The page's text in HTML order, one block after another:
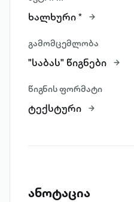
ხალხური *
გამომცემლობა
"საბას" წიგნები
წიგნის ფორმატი
ტექსტური
ანოტაცია